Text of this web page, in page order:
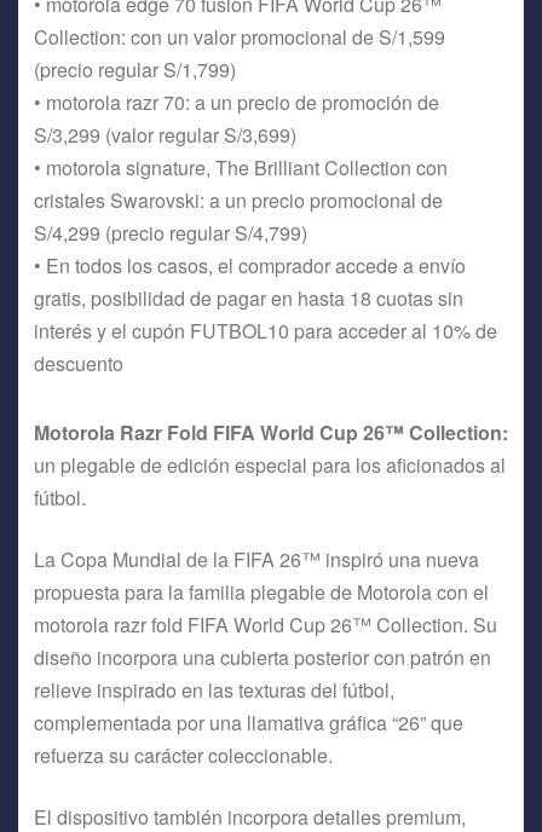
Collection: con un valor promocional de S/1,599
(precio regular S/1,799)
• motorola razr 70: a un precio de promoción de
S/3,299 (valor regular S/3,699)
• motorola signature, The Brilliant Collection con
cristales Swarovski: a un precio promocional de
S/4,299 (precio regular S/4,799)
• En todos los casos, el comprador accede a envío
gratis, posibilidad de pagar en hasta 18 cuotas sin
interés y el cupón FUTBOL10 para acceder al 10% de
descuento
Motorola Razr Fold FIFA World Cup 26™ Collection:
un plegable de edición especial para los aficionados al
fútbol.
La Copa Mundial de la FIFA 26™ inspiró una nueva
propuesta para la familia plegable de Motorola con el
motorola razr fold FIFA World Cup 26™ Collection. Su
diseño incorpora una cubierta posterior con patrón en
relieve inspirado en las texturas del fútbol,
complementada por una llamativa gráfica “26” que
refuerza su carácter coleccionable.
El dispositivo también incorpora detalles premium,